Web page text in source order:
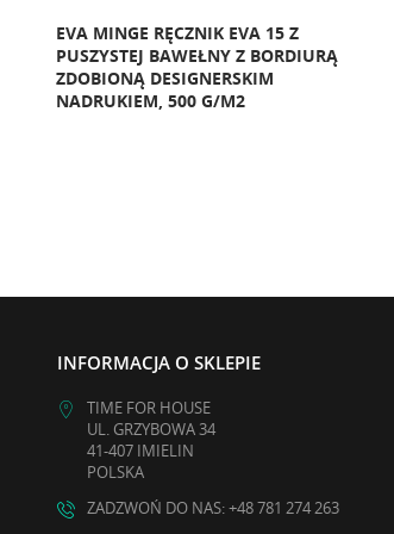
EVA MINGE RĘCZNIK EVA 15 Z
PUSZYSTEJ BAWEŁNY Z BORDIURĄ
ZDOBIONĄ DESIGNERSKIM
NADRUKIEM, 500 G/M2
INFORMACJA O SKLEPIE
TIME FOR HOUSE
UL. GRZYBOWA 34
41-407 IMIELIN
POLSKA
ZADZWOŃ DO NAS: +48 781 274 263